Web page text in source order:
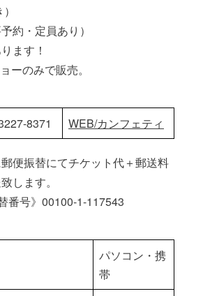
約・定員あり）
ます！
ーのみで販売。
8371 WEB/カンフェティ
便振替にてチケット代＋郵送料
します。
番号》00100-1-117543
パソコン・携
帯